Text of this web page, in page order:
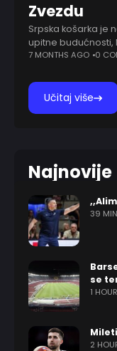
Zvezdu
Srpska košarka je
upitne budućnosti,
problematikom.
utiskom
7 MONTHS AGO 0
Učitaj više
Najnovije
39
se
1
2